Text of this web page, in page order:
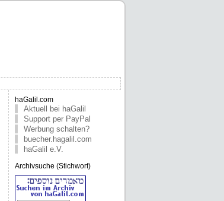
haGalil.com
Aktuell bei haGalil
Support per PayPal
Werbung schalten?
buecher.hagalil.com
haGalil e.V.
Archivsuche (Stichwort)